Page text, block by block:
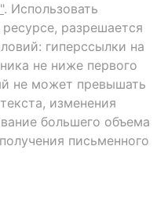
. Использовать
разрешается
гиперссылки на
не ниже первого
не может превышать
изменения
большего объема
письменного